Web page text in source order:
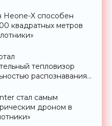
Heone-X способен
квадратных метров
тепловизор
распознавания
стал самым
дроном в